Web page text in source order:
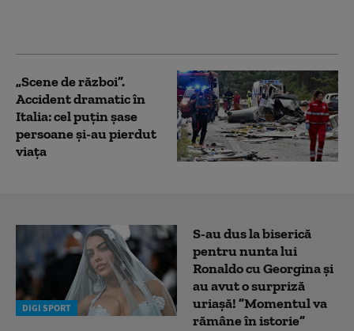
„Scene de război”.
Accident dramatic în
Italia: cel puțin șase
persoane și-au pierdut
viața
DIGI SPORT
S-au dus la biserică
pentru nunta lui
Ronaldo cu Georgina și
au avut o surpriză
uriașă! ”Momentul va
rămâne în istorie”